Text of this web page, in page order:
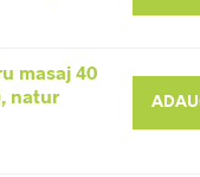
masaj 40
natur